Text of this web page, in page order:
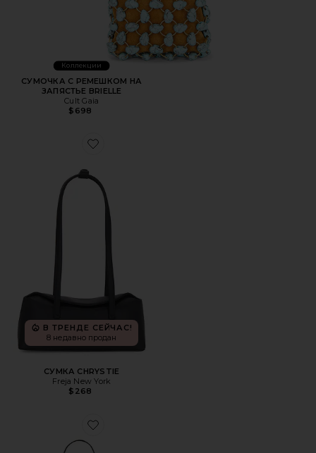
Коллекции
СУМОЧКА С РЕМЕШКОМ НА
ЗАПЯСТЬЕ BRIELLE
Cult Gaia
$698
Favorite СУМКА CHRYSTIE
В ТРЕНДЕ СЕЙЧАС!
8 недавно продан
СУМКА CHRYSTIE
Freja New York
$268
Favorite СУМКА НА ПЛЕЧО BROOKLYN 39